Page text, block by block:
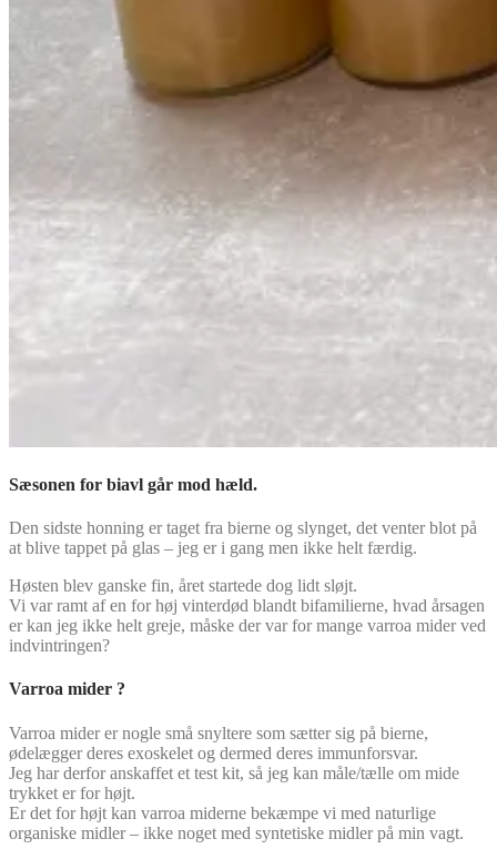
Sæsonen for biavl går mod hæld.
Den sidste honning er taget fra bierne og slynget, det venter blot på
at blive tappet på glas – jeg er i gang men ikke helt færdig.
Høsten blev ganske fin, året startede dog lidt sløjt.
Vi var ramt af en for høj vinterdød blandt bifamilierne, hvad årsagen
er kan jeg ikke helt greje, måske der var for mange varroa mider ved
indvintringen?
Varroa mider ?
Varroa mider er nogle små snyltere som sætter sig på bierne,
ødelægger deres exoskelet og dermed deres immunforsvar.
Jeg har derfor anskaffet et test kit, så jeg kan måle/tælle om mide
trykket er for højt.
Er det for højt kan varroa miderne bekæmpe vi med naturlige
organiske midler – ikke noget med syntetiske midler på min vagt.